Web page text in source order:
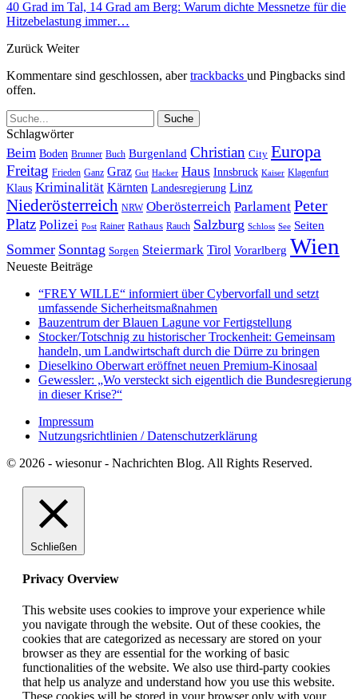
40 Grad im Tal, 14 Grad am Berg: Warum dichte Messnetze für die
Hitzebelastung immer…
Zurück Weiter
Kommentare sind geschlossen, abertrackbacks und Pingbacks sind
offen.
Schlagwörter
Beim Boden Brunner Buch Burgenland Christian City Europa
Freitag Frieden Ganz Graz Gut Hacker Haus Innsbruck Kaiser Klagenfurt
Klaus Kriminalität Kärnten Landesregierung Linz
Niederösterreich NRW Oberösterreich Parlament Peter
Platz Polizei Post Rainer Rathaus Rauch Salzburg Schloss See Seiten
Sommer Sonntag Sorgen Steiermark Tirol Vorarlberg Wien
Neueste Beiträge
“FREY WILLE“ informiert über Cybervorfall und setzt
umfassende Sicherheitsmaßnahmen
Bauzentrum der Blauen Lagune vor Fertigstellung
Stocker/Totschnig zu historischer Trockenheit: Gemeinsam
handeln, um Landwirtschaft durch die Dürre zu bringen
Dieselkino Oberwart eröffnet neuen Premium-Kinosaal
Gewessler: „Wo versteckt sich eigentlich die Bundesregierung
in dieser Krise?“
Impressum
Nutzungsrichtlinien / Datenschutzerklärung
© 2026 - wiesonur - Nachrichten Blog. All Rights Reserved.
Schließen
Privacy Overview
This website uses cookies to improve your experience while
you navigate through the website. Out of these cookies, the
cookies that are categorized as necessary are stored on your
browser as they are essential for the working of basic
functionalities of the website. We also use third-party cookies
that help us analyze and understand how you use this website.